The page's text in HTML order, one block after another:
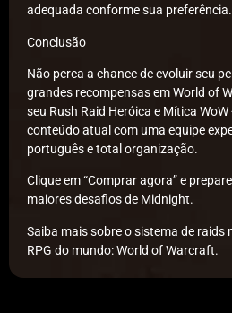
adequada conforme sua preferência.
Conclusão
Não perca a chance de evoluir seu
grandes recompensas em World of
seu Rush Raid Heróica e Mítica
conteúdo atual com uma equipe
português e total organização.
Clique em “Comprar agora” e
maiores desafios de Midnight.
Saiba mais sobre o sistema de raids
RPG do mundo: World of Warcraft.